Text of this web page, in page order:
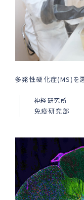
多発性硬化症(MS)を
神経研究所
免疫研究部